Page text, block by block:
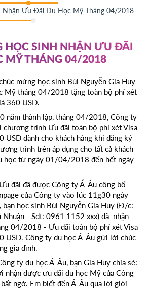
Nhận Ưu Đãi Du Học Mỹ Tháng 04/2018
HỌC SINH NHẬN ƯU ĐÃI
MỸ THÁNG 04/2018
mừng học sinh Bùi Nguyễn Gia Huy
Mỹ tháng 04/2018 tặng toàn bộ phí xét
360 USD.
năm thành lập, tháng 04/2018, Công ty
chương trình Ưu đãi toàn bộ phí xét Visa
USD dành cho khách hàng khi đăng ký
trình trên áp dụng cho tất cả khách
học từ ngày 01/04/2018 đến hết ngày
đãi đã được Công ty Á-Âu công bố
của Công ty vào lúc 11g30 ngày
học sinh Bùi Nguyễn Gia Huy (Đ/c:
Nhuận - Sđt: 0961 1152 xxx) đã nhận
04/2018 - Ưu đãi toàn bộ phí xét Visa
USD. Công ty du học Á-Âu gửi lời chúc
gia đình.
ty du học Á-Âu, bạn Gia Huy chia sẻ:
nhận được ưu đãi du học Mỹ của Công
ngờ. Em biết đến Á-Âu qua lời giới